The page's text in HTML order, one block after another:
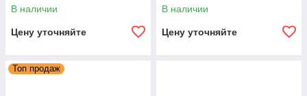
В наличии
Цену уточняйте
В наличии
Цену уточняйте
Топ продаж